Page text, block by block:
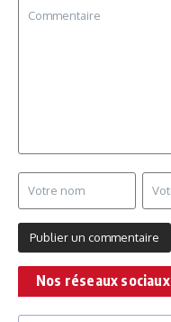
Nos réseaux sociaux